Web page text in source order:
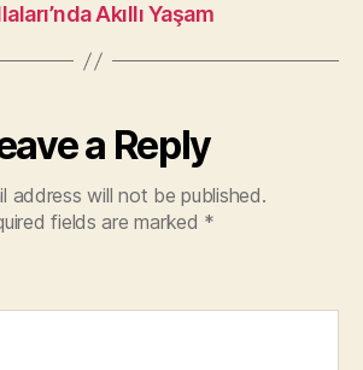
Akıllı Yaşam
a Reply
address will not be published.
fields are marked *